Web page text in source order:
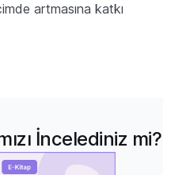
artmasına katkı
İncelediniz mi?